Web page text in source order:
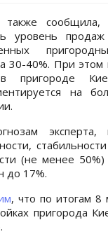
также
уровень
30-40%. При этом
пригороде
на
(не менее
до 17%.
, что по итогам 8
пригорода